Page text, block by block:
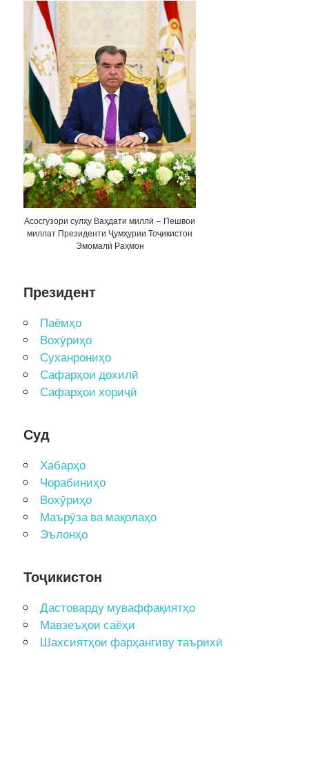
Асосгузори сулҳу Ваҳдати миллӣ – Пешвои
миллат Президенти Ҷумҳурии Тоҷикистон
Эмомалӣ Раҳмон
Президент
Паёмҳо
Вохӯриҳо
Суханрониҳо
Сафарҳои дохилӣ
Сафарҳои хориҷӣ
Суд
Хабарҳо
Чорабиниҳо
Вохӯриҳо
Маърӯза ва мақолаҳо
Эълонҳо
Тоҷикистон
Дастоварду муваффақиятҳо
Мавзеъҳои саёҳи
Шахсиятҳои фарҳангиву таърихӣ